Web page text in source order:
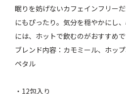
眠りを妨げないカフェインフリー
にもぴったり。気分を穏やかにし
には、ホットで飲むのがおすすめで
ブレンド内容：カモミール、ホッ
ペタル
・12包入り